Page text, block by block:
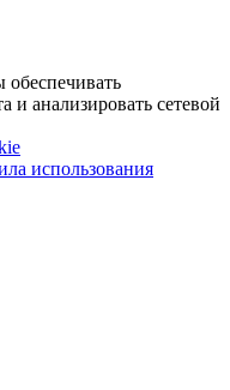
и анализировать сетевой
использования